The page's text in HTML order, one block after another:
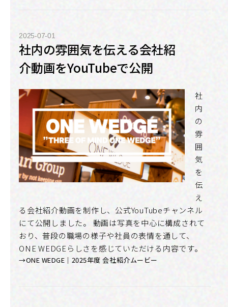
2025-07-01
社内の雰囲気を伝える会社紹
介動画をYouTubeで公開
社
内
の
雰
囲
気
を
伝
え
る会社紹介動画を制作し、公式YouTubeチャンネル
にて公開しました。 動画は写真を中心に構成されて
おり、普段の職場の様子や社員の表情を通して、
ONE WEDGEらしさを感じていただける内容です。
→ONE WEDGE｜2025年度 会社紹介ムービー